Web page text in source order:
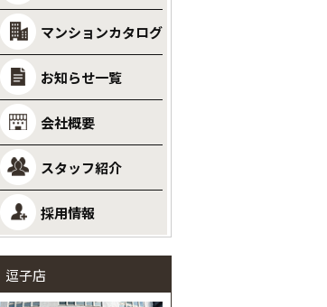
マンションカタログ
お知らせ一覧
会社概要
スタッフ紹介
採用情報
逗子店